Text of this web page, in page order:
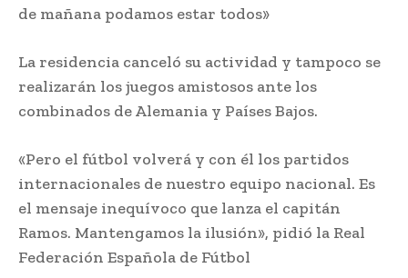
de mañana podamos estar todos»
La residencia canceló su actividad y tampoco se
realizarán los juegos amistosos ante los
combinados de Alemania y Países Bajos.
«Pero el fútbol volverá y con él los partidos
internacionales de nuestro equipo nacional. Es
el mensaje inequívoco que lanza el capitán
Ramos. Mantengamos la ilusión», pidió la Real
Federación Española de Fútbol